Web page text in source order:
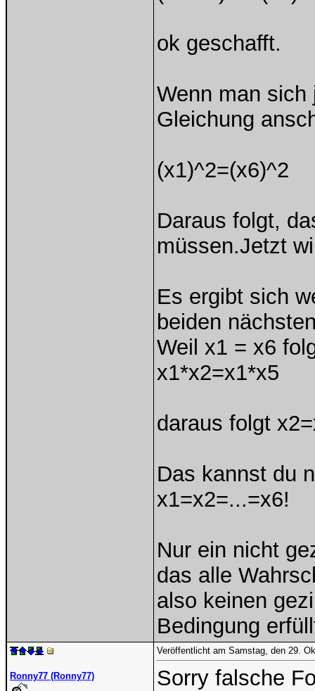
ok geschafft.
Wenn man sich
Gleichung
(x1)^2=(x6)^2
Daraus folgt,
müssen.Jetzt
Es ergibt sich
beiden
Weil x1 = x6
x1*x2=x1*x5
daraus folgt
Das kannst du
x1=x2=...=x6!
Nur ein nicht
das alle
also keinen
Bedingung
Ronny77 (Ronny77)
Veröffentlicht am Samstag, den 29.
Sorry falsche